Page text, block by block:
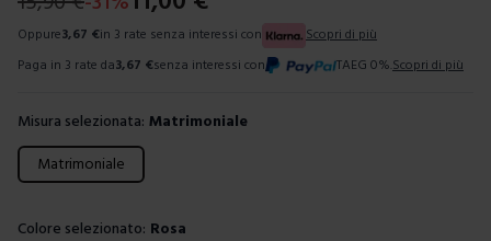
Oppure3,67 €in 3 rate senza interessi con
Scopri di più
Paga in 3 rate da3,67 €senza interessi con TAEG 0%. Scopri di più
Misura selezionata: Matrimoniale
Scegli una misura
Matrimoniale
Colore selezionato: Rosa